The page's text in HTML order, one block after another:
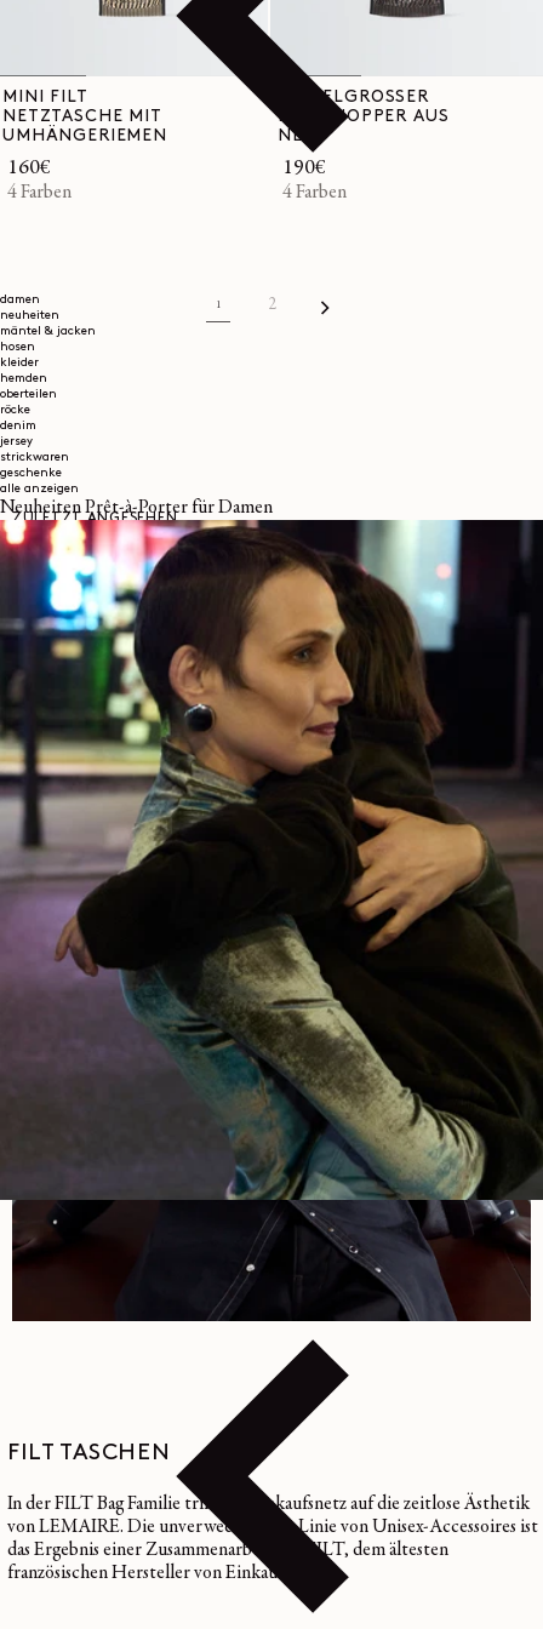
damen
neuheiten
mäntel & jacken
hosen
kleider
hemden
oberteilen
röcke
denim
jersey
strickwaren
geschenke
alle anzeigen
Neuheiten Prêt-à-Porter für Damen
MINI FILT
NETZTASCHE MIT
UMHÄNGERIEMEN
Normaler
Preis
160€
4 Farben
MITTELGROSSER
FILT SHOPPER AUS
NETZ
Normaler
Preis
190€
4 Farben
1 2
ZULETZT ANGESEHEN
NÄCHSTE KOLLEKTION
BELTED TASCHEN ENTDECKEN
FILT TASCHEN
In der FILT Bag Familie trifft das Einkaufsnetz auf die zeitlose Ästhetik
von LEMAIRE. Die unverwechselbare Linie von Unisex-Accessoires ist
das Ergebnis einer Zusammenarbeit mit FILT, dem ältesten
französischen Hersteller von Einkaufsnetzen.